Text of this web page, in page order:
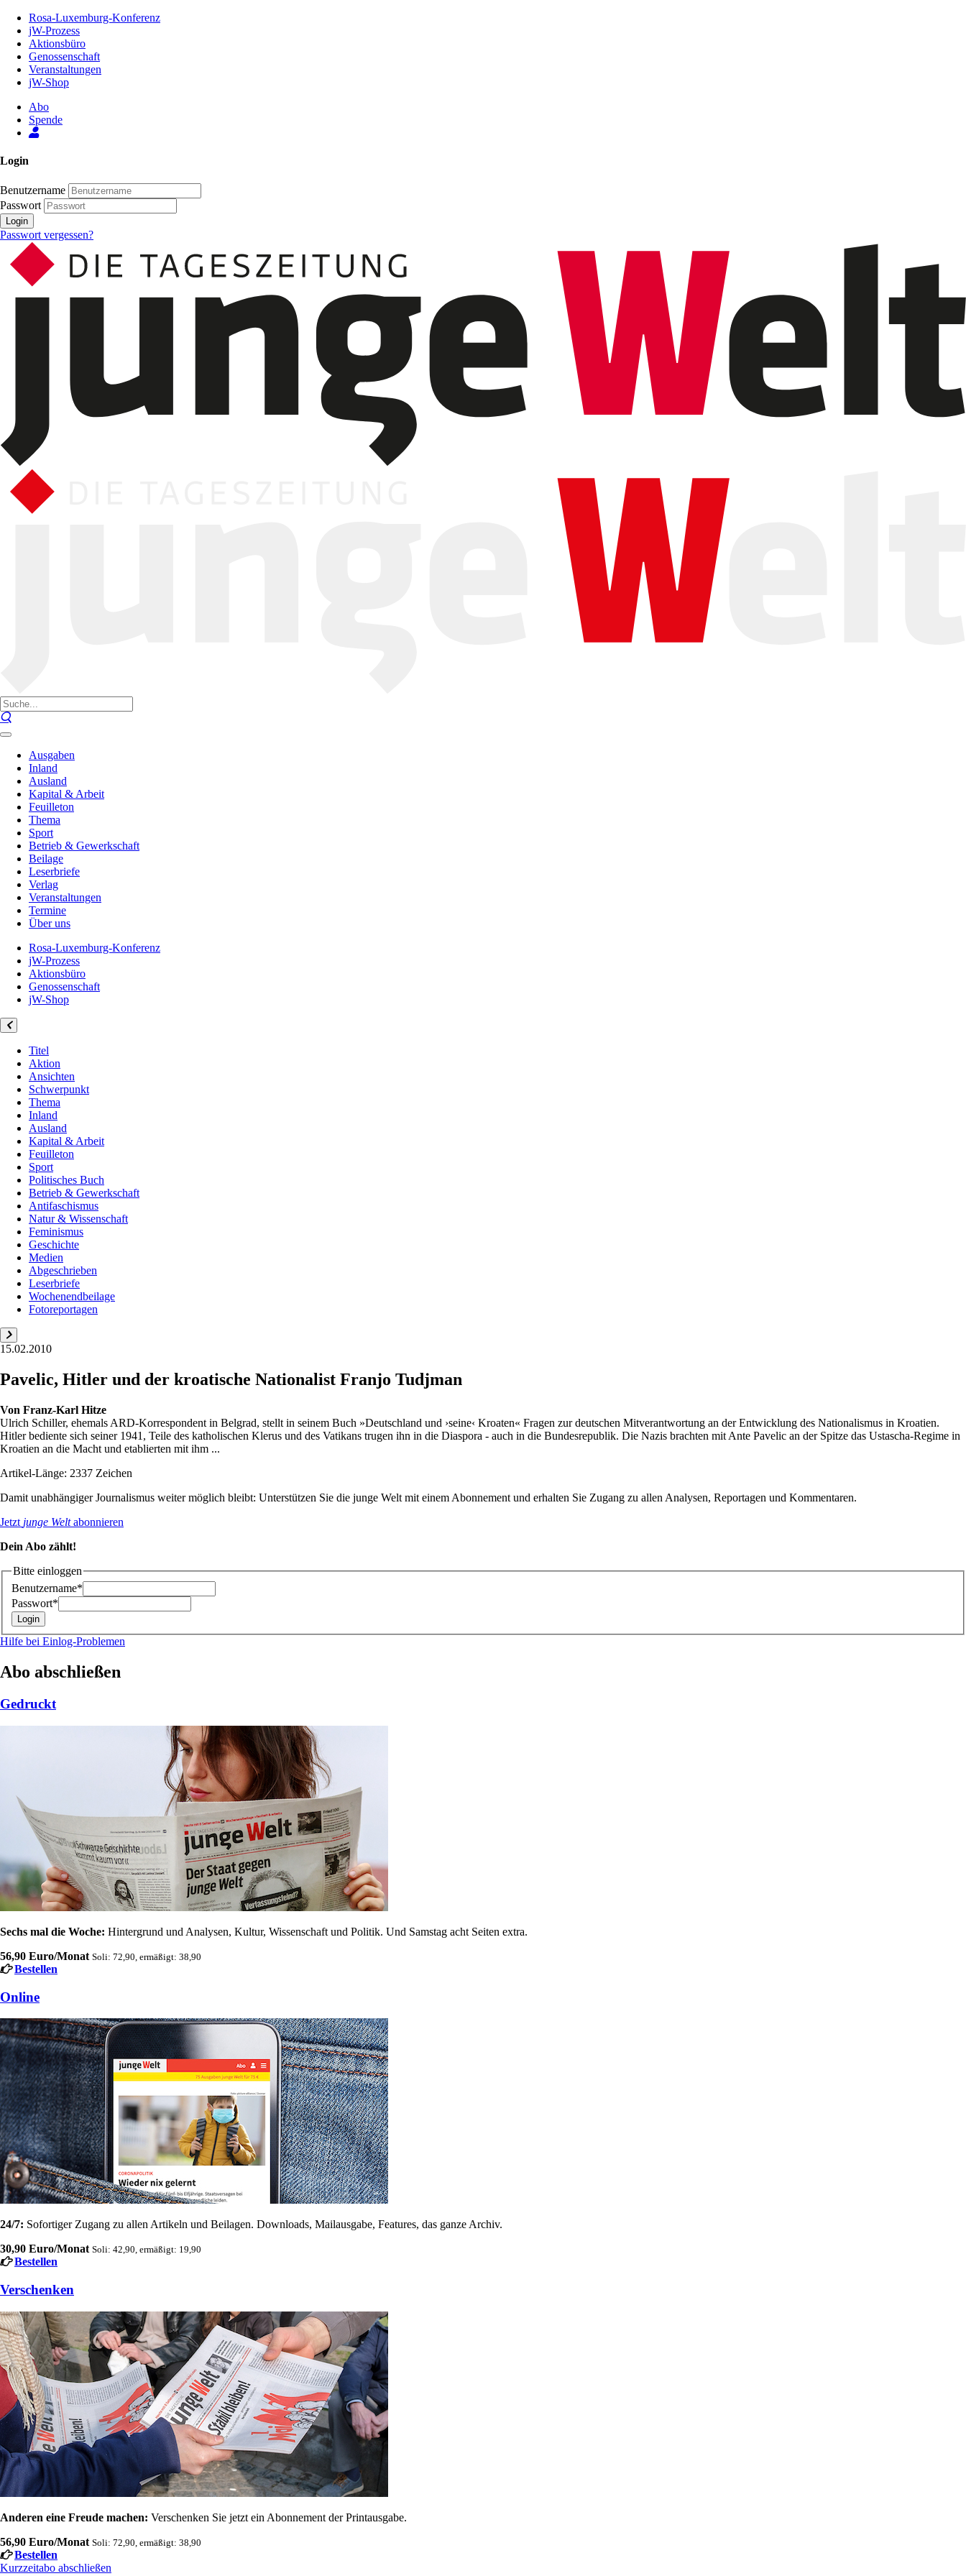
Inhalt
Seite
Rosa-Luxemburg-Konferenz
jW-Prozess
Aktionsbüro
Genossenschaft
Veranstaltungen
jW-Shop
Abo
Spende
Login
Benutzername
Passwort
Login
Passwort vergessen?
Ausgaben
Inland
Ausland
Kapital & Arbeit
Feuilleton
Thema
Sport
Betrieb & Gewerkschaft
Beilage
Leserbriefe
Verlag
Veranstaltungen
Termine
Über uns
Rosa-Luxemburg-Konferenz
jW-Prozess
Aktionsbüro
Genossenschaft
jW-Shop
Titel
Aktion
Ansichten
Schwerpunkt
Thema
Inland
Ausland
Kapital & Arbeit
Feuilleton
Sport
Politisches Buch
Betrieb & Gewerkschaft
Antifaschismus
Natur & Wissenschaft
Feminismus
Geschichte
Medien
Abgeschrieben
Leserbriefe
Wochenendbeilage
Fotoreportagen
15.02.2010
Pavelic, Hitler und der kroatische Nationalist Franjo Tudjman
Von Franz-Karl Hitze
Ulrich Schiller, ehemals ARD-Korrespondent in Belgrad, stellt in seinem Buch »Deutschland und ›seine‹ Kroaten« Fragen zur deutschen Mitverantwortung an der Entwicklung des Nationalismus in Kroatien.
Hitler bediente sich seiner 1941, Teile des katholischen Klerus und des Vatikans trugen ihn in die Diaspora - auch in die Bundesrepublik. Die Nazis brachten mit Ante Pavelic an der Spitze das Ustascha-Regime in
Kroatien an die Macht und etablierten mit ihm ...
Artikel-Länge: 2337 Zeichen
Damit unabhängiger Journalismus weiter möglich bleibt: Unterstützen Sie die junge Welt mit einem Abonnement und erhalten Sie Zugang zu allen Analysen, Reportagen und Kommentaren.
Jetzt junge Weltabonnieren
Dein Abo zählt!
Bitte einloggen
Benutzername*
Passwort*
Hilfe bei Einlog-Problemen
Abo abschließen
Gedruckt
Sechs mal die Woche: Hintergrund und Analysen, Kultur, Wissenschaft und Politik. Und Samstag acht Seiten extra.
56,90 Euro/Monat Soli: 72,90, ermäßigt: 38,90
Bestellen
Online
24/7: Sofortiger Zugang zu allen Artikeln und Beilagen. Downloads, Mailausgabe, Features, das ganze Archiv.
30,90 Euro/Monat Soli: 42,90, ermäßigt: 19,90
Bestellen
Verschenken
Anderen eine Freude machen: Verschenken Sie jetzt ein Abonnement der Printausgabe.
56,90 Euro/Monat Soli: 72,90, ermäßigt: 38,90
Bestellen
Kurzzeitabo abschließen